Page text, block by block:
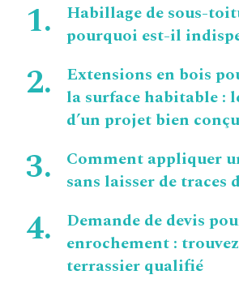
Habillage de sous-
pourquoi est-il
Extensions en bois
la surface habitable :
d’un projet bien conçu
Comment appliquer
sans laisser de traces
Demande de devis
enrochement :
terrassier qualifié